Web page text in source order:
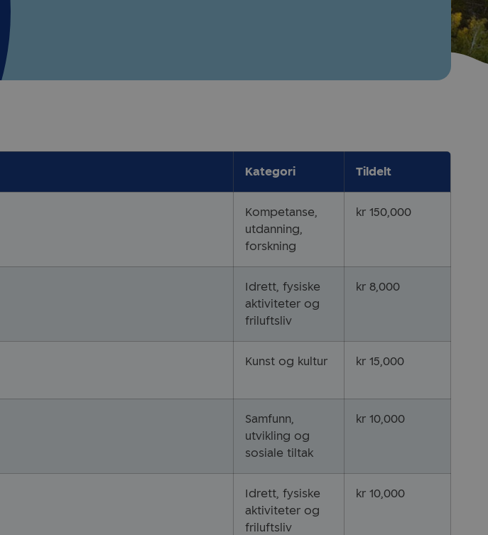
Kategori Tildelt
Kompetanse,
utdanning,
forskning
kr 150,000
Idrett, fysiske
aktiviteter og
friluftsliv
kr 8,000
Kunst og kultur kr 15,000
Samfunn,
utvikling og
sosiale tiltak
kr 10,000
Idrett, fysiske
aktiviteter og
friluftsliv
kr 10,000